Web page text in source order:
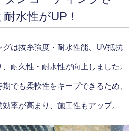
水性がUP！
グは抜糸強度・耐水性能、UV抵抗
耐久性・耐水性が向上しました。
でも柔軟性をキープできるため、
率が高まり、施工性もアップ。